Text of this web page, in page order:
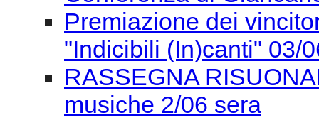
RASSEGNA
pomeriggio
RASSEGNA
D'Aronzo-1/6